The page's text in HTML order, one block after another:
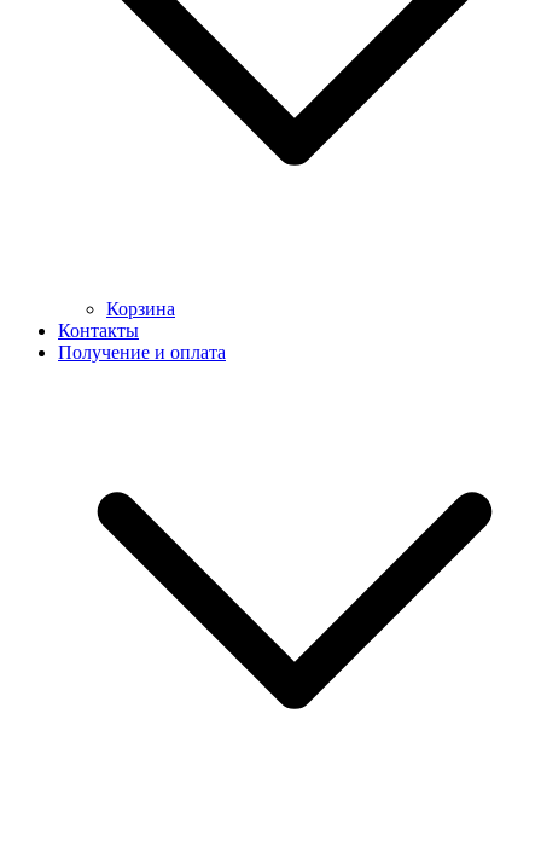
Корзина
Контакты
Получение и оплата